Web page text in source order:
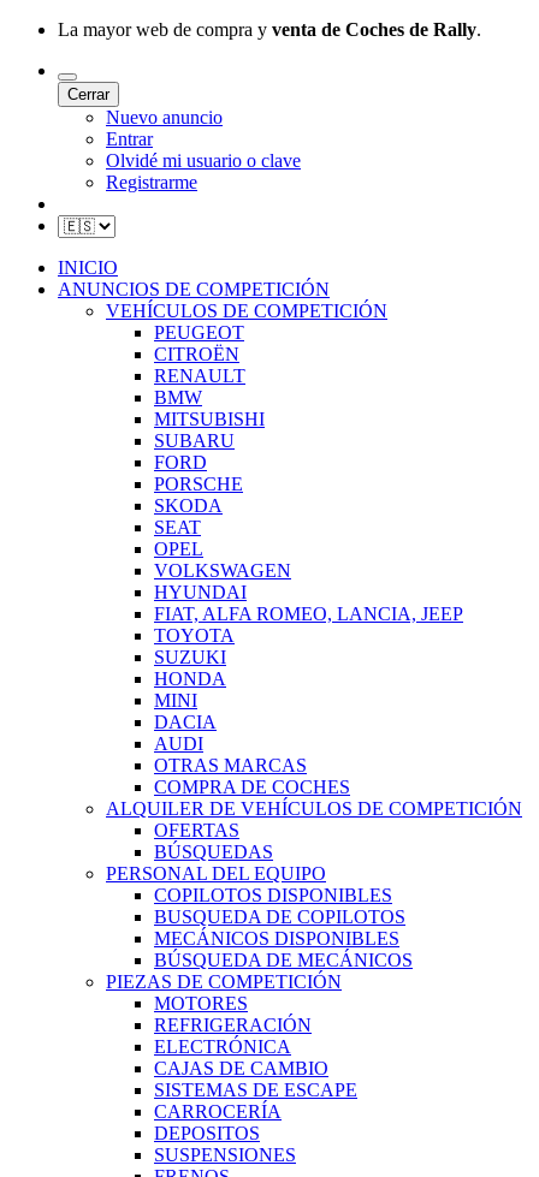
La mayor web de compra y venta de Coches de Rally.
Cerrar
Nuevo anuncio
Entrar
Olvidé mi usuario o clave
Registrarme
INICIO
ANUNCIOS DE COMPETICIÓN
VEHÍCULOS DE COMPETICIÓN
PEUGEOT
CITROËN
RENAULT
BMW
MITSUBISHI
SUBARU
FORD
PORSCHE
SKODA
SEAT
OPEL
VOLKSWAGEN
HYUNDAI
FIAT, ALFA ROMEO, LANCIA, JEEP
TOYOTA
SUZUKI
HONDA
MINI
DACIA
AUDI
OTRAS MARCAS
COMPRA DE COCHES
ALQUILER DE VEHÍCULOS DE COMPETICIÓN
OFERTAS
BÚSQUEDAS
PERSONAL DEL EQUIPO
COPILOTOS DISPONIBLES
BUSQUEDA DE COPILOTOS
MECÁNICOS DISPONIBLES
BÚSQUEDA DE MECÁNICOS
PIEZAS DE COMPETICIÓN
MOTORES
REFRIGERACIÓN
ELECTRÓNICA
CAJAS DE CAMBIO
SISTEMAS DE ESCAPE
CARROCERÍA
DEPOSITOS
SUSPENSIONES